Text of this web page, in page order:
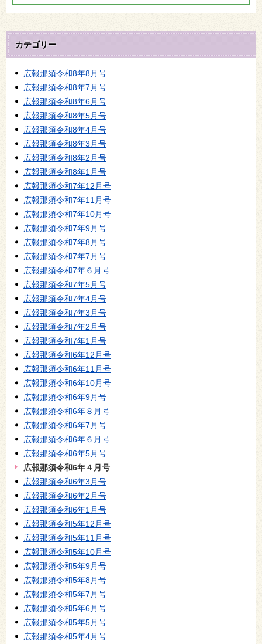
カテゴリー
広報那須令和8年8月号
広報那須令和8年7月号
広報那須令和8年6月号
広報那須令和8年5月号
広報那須令和8年4月号
広報那須令和8年3月号
広報那須令和8年2月号
広報那須令和8年1月号
広報那須令和7年12月号
広報那須令和7年11月号
広報那須令和7年10月号
広報那須令和7年9月号
広報那須令和7年8月号
広報那須令和7年7月号
広報那須令和7年６月号
広報那須令和7年5月号
広報那須令和7年4月号
広報那須令和7年3月号
広報那須令和7年2月号
広報那須令和7年1月号
広報那須令和6年12月号
広報那須令和6年11月号
広報那須令和6年10月号
広報那須令和6年9月号
広報那須令和6年８月号
広報那須令和6年7月号
広報那須令和6年６月号
広報那須令和6年5月号
広報那須令和6年４月号
広報那須令和6年3月号
広報那須令和6年2月号
広報那須令和6年1月号
広報那須令和5年12月号
広報那須令和5年11月号
広報那須令和5年10月号
広報那須令和5年9月号
広報那須令和5年8月号
広報那須令和5年7月号
広報那須令和5年6月号
広報那須令和5年5月号
広報那須令和5年4月号